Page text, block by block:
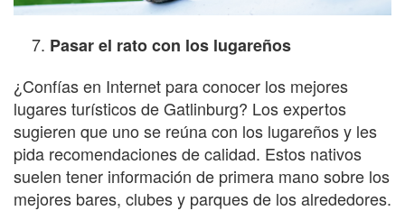
Pasar el rato con los lugareños
¿Confías en Internet para conocer los mejores
lugares turísticos de Gatlinburg? Los expertos
sugieren que uno se reúna con los lugareños y les
pida recomendaciones de calidad. Estos nativos
suelen tener información de primera mano sobre los
mejores bares, clubes y parques de los alrededores.